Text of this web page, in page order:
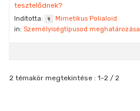
tesztelődnek?
Indította:
Mimetikus Polialoid
in: Személyiségtípusod meghatározása
2 témakör megtekintése : 1-2 / 2